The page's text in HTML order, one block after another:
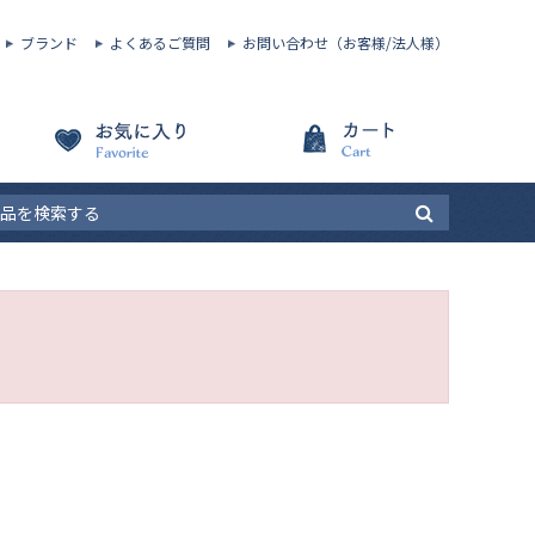
ブランド よくあるご質問 お問い合わせ（お客様/法人様）